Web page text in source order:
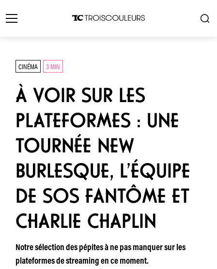
CINÉMA 3 MIN
À VOIR SUR LES
PLATEFORMES : UNE
TOURNÉE NEW
BURLESQUE, L’ÉQUIPE
DE SOS FANTÔME ET
CHARLIE CHAPLIN
Notre sélection des pépites à ne pas manquer sur les
plateformes de streaming en ce moment.